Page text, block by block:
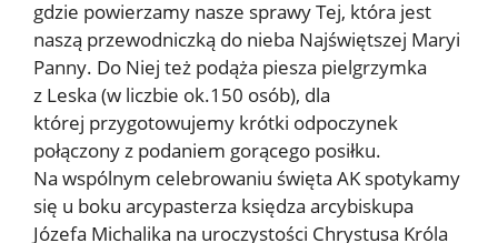
gdzie powierzamy nasze sprawy Tej, która jest
naszą przewodniczką do nieba Najświętszej Maryi
Panny. Do Niej też podąża piesza pielgrzymka
z Leska (w liczbie ok.150 osób), dla
której przygotowujemy krótki odpoczynek
połączony z podaniem gorącego posiłku.
Na wspólnym celebrowaniu święta AK spotykamy
się u boku arcypasterza księdza arcybiskupa
Józefa Michalika na uroczystości Chrystusa Króla